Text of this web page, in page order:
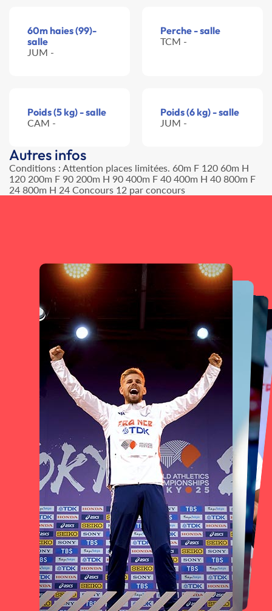
60m haies (99)-
salle
JUM -
Perche - salle
TCM -
Poids (5 kg) - salle
CAM -
Poids (6 kg) - salle
JUM -
Autres infos
Conditions : Attention places limitées. 60m F 120 60m H
120 200m F 90 200m H 90 400m F 40 400m H 40 800m F
24 800m H 24 Concours 12 par concours